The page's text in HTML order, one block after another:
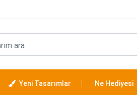
Yeni Tasarımlar Ne Hediyesi